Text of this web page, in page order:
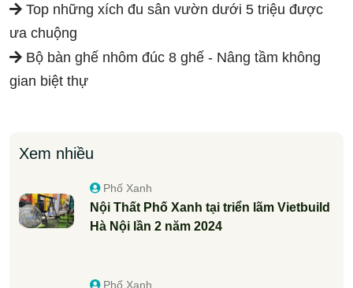
Top những xích đu sân vườn dưới 5 triệu được
ưa chuộng
Bộ bàn ghế nhôm đúc 8 ghế - Nâng tầm không
gian biệt thự
Xem nhiều
Phố Xanh
Nội Thất Phố Xanh tại triển lãm Vietbuild
Hà Nội lần 2 năm 2024
Phố Xanh